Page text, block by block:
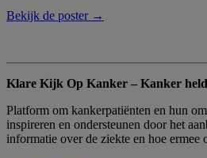
Bekijk de poster →
Klare Kijk Op Kanker – Kanker
Platform om kankerpatiënten en hun
inspireren en ondersteunen door het
informatie over de ziekte en hoe ermee